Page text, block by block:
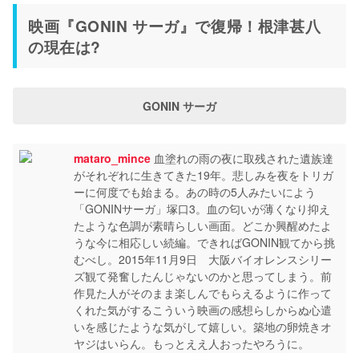
映画『GONIN サーガ』で復帰！根津甚八
の現在は?
GONIN サーガ
mataro_mince 血塗れの雨の夜に取残された遺族達
がそれぞれに生きてきた19年。悲しみを夜をトリガ
ーに何度でも始まる。あの時の5人みたいによう
「GONINサーガ」塚口3。血の匂いが薄くなり抑え
たような色調が素晴らしい画面。どこか興醒めたよ
うな今に相応しい続編。できればGONIN観てから挑
むべし。2015年11月9日 大阪バイオレンスシリー
ズ観て発奮したんじゃないのかと思ってしまう。前
作見た人がそのまま楽しんでもらえるように作って
くれた気がするこういう映画の感想らしからぬ心遣
いを感じたような気がして嬉しい。築地の卵焼きオ
ヤジはいらん。もっとええ人おったやろうに。